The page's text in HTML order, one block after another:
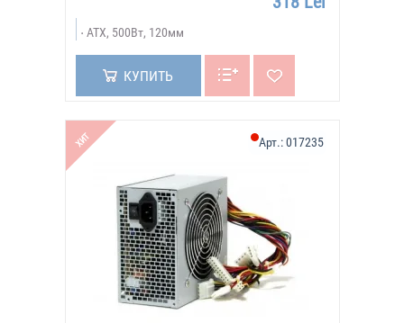
ATX, 500Вт, 120мм
КУПИТЬ
ХИТ Арт.:017235